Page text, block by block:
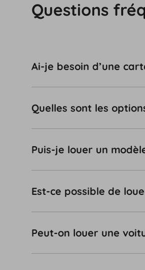
Questions
Ai-je besoin d’une
Quelles sont les
Puis-je louer un
Est-ce possible de
Peut-on louer une